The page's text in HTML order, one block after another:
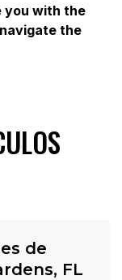
you with the
the
de
FL